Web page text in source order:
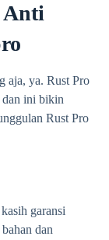
Anti
aja, ya. Rust Pro
dan ini bikin
Rust Pro
garansi
dan